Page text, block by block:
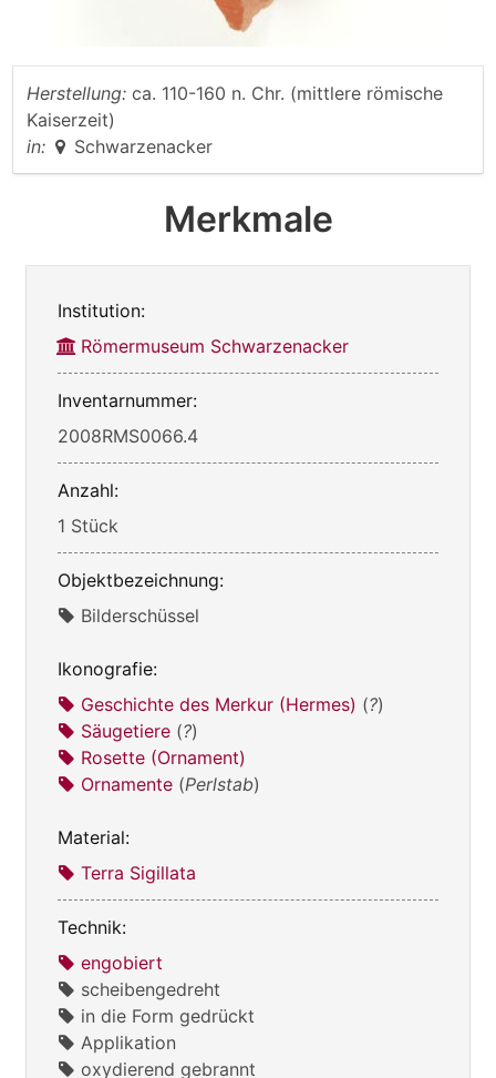
Herstellung: ca. 110-160 n. Chr. (mittlere römische
Kaiserzeit)
in:
Schwarzenacker
Merkmale
Institution:
Römermuseum Schwarzenacker
Inventarnummer:
2008RMS0066.4
Anzahl:
1 Stück
Objektbezeichnung:
Bilderschüssel
Ikonografie:
Geschichte des Merkur (Hermes) (?)
Säugetiere (?)
Rosette (Ornament)
Ornamente (Perlstab)
Material:
Terra Sigillata
Technik:
engobiert
scheibengedreht
in die Form gedrückt
Applikation
oxydierend gebrannt